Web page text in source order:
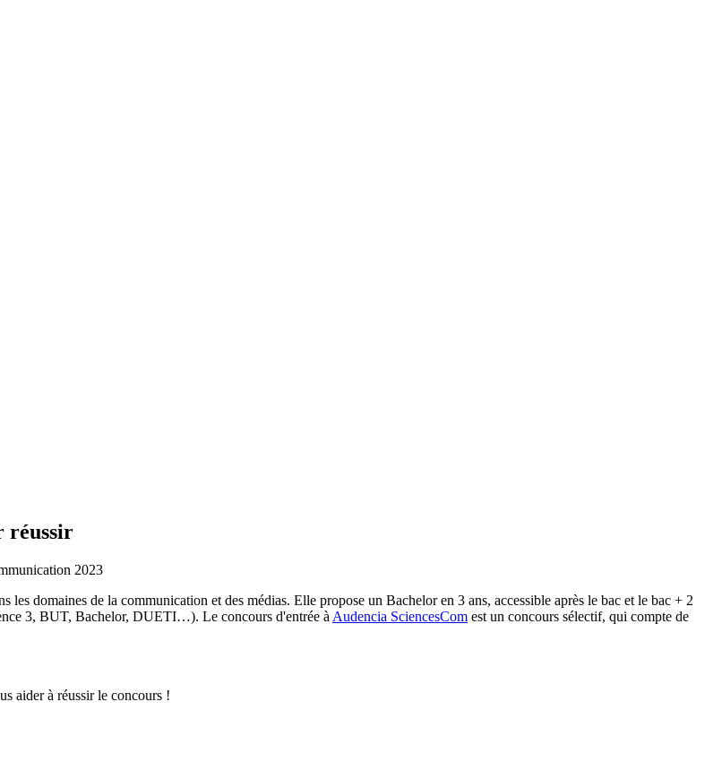
réussir
les domaines de la communication et des médias. Elle propose un Bachelor en 3 ans, accessible après le bac et le bac + 2
3, BUT, Bachelor, DUETI…). Le concours d'entrée à Audencia SciencesCom est un concours sélectif, qui compte de
aider à réussir le concours !